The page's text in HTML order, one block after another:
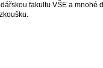
fakultu VŠE a mnohé